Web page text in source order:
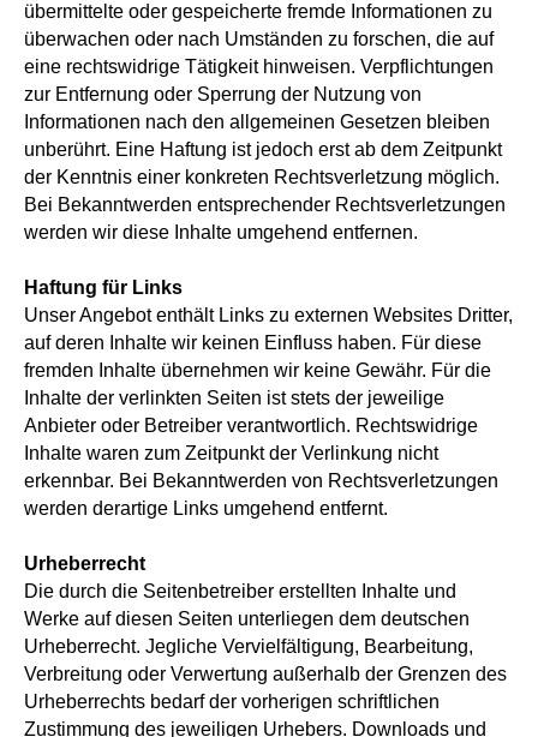
übermittelte oder gespeicherte fremde Informationen zu
überwachen oder nach Umständen zu forschen, die auf
eine rechtswidrige Tätigkeit hinweisen. Verpflichtungen
zur Entfernung oder Sperrung der Nutzung von
Informationen nach den allgemeinen Gesetzen bleiben
unberührt. Eine Haftung ist jedoch erst ab dem Zeitpunkt
der Kenntnis einer konkreten Rechtsverletzung möglich.
Bei Bekanntwerden entsprechender Rechtsverletzungen
werden wir diese Inhalte umgehend entfernen.
Haftung für Links
Unser Angebot enthält Links zu externen Websites Dritter,
auf deren Inhalte wir keinen Einfluss haben. Für diese
fremden Inhalte übernehmen wir keine Gewähr. Für die
Inhalte der verlinkten Seiten ist stets der jeweilige
Anbieter oder Betreiber verantwortlich. Rechtswidrige
Inhalte waren zum Zeitpunkt der Verlinkung nicht
erkennbar. Bei Bekanntwerden von Rechtsverletzungen
werden derartige Links umgehend entfernt.
Urheberrecht
Die durch die Seitenbetreiber erstellten Inhalte und
Werke auf diesen Seiten unterliegen dem deutschen
Urheberrecht. Jegliche Vervielfältigung, Bearbeitung,
Verbreitung oder Verwertung außerhalb der Grenzen des
Urheberrechts bedarf der vorherigen schriftlichen
Zustimmung des jeweiligen Urhebers. Downloads und